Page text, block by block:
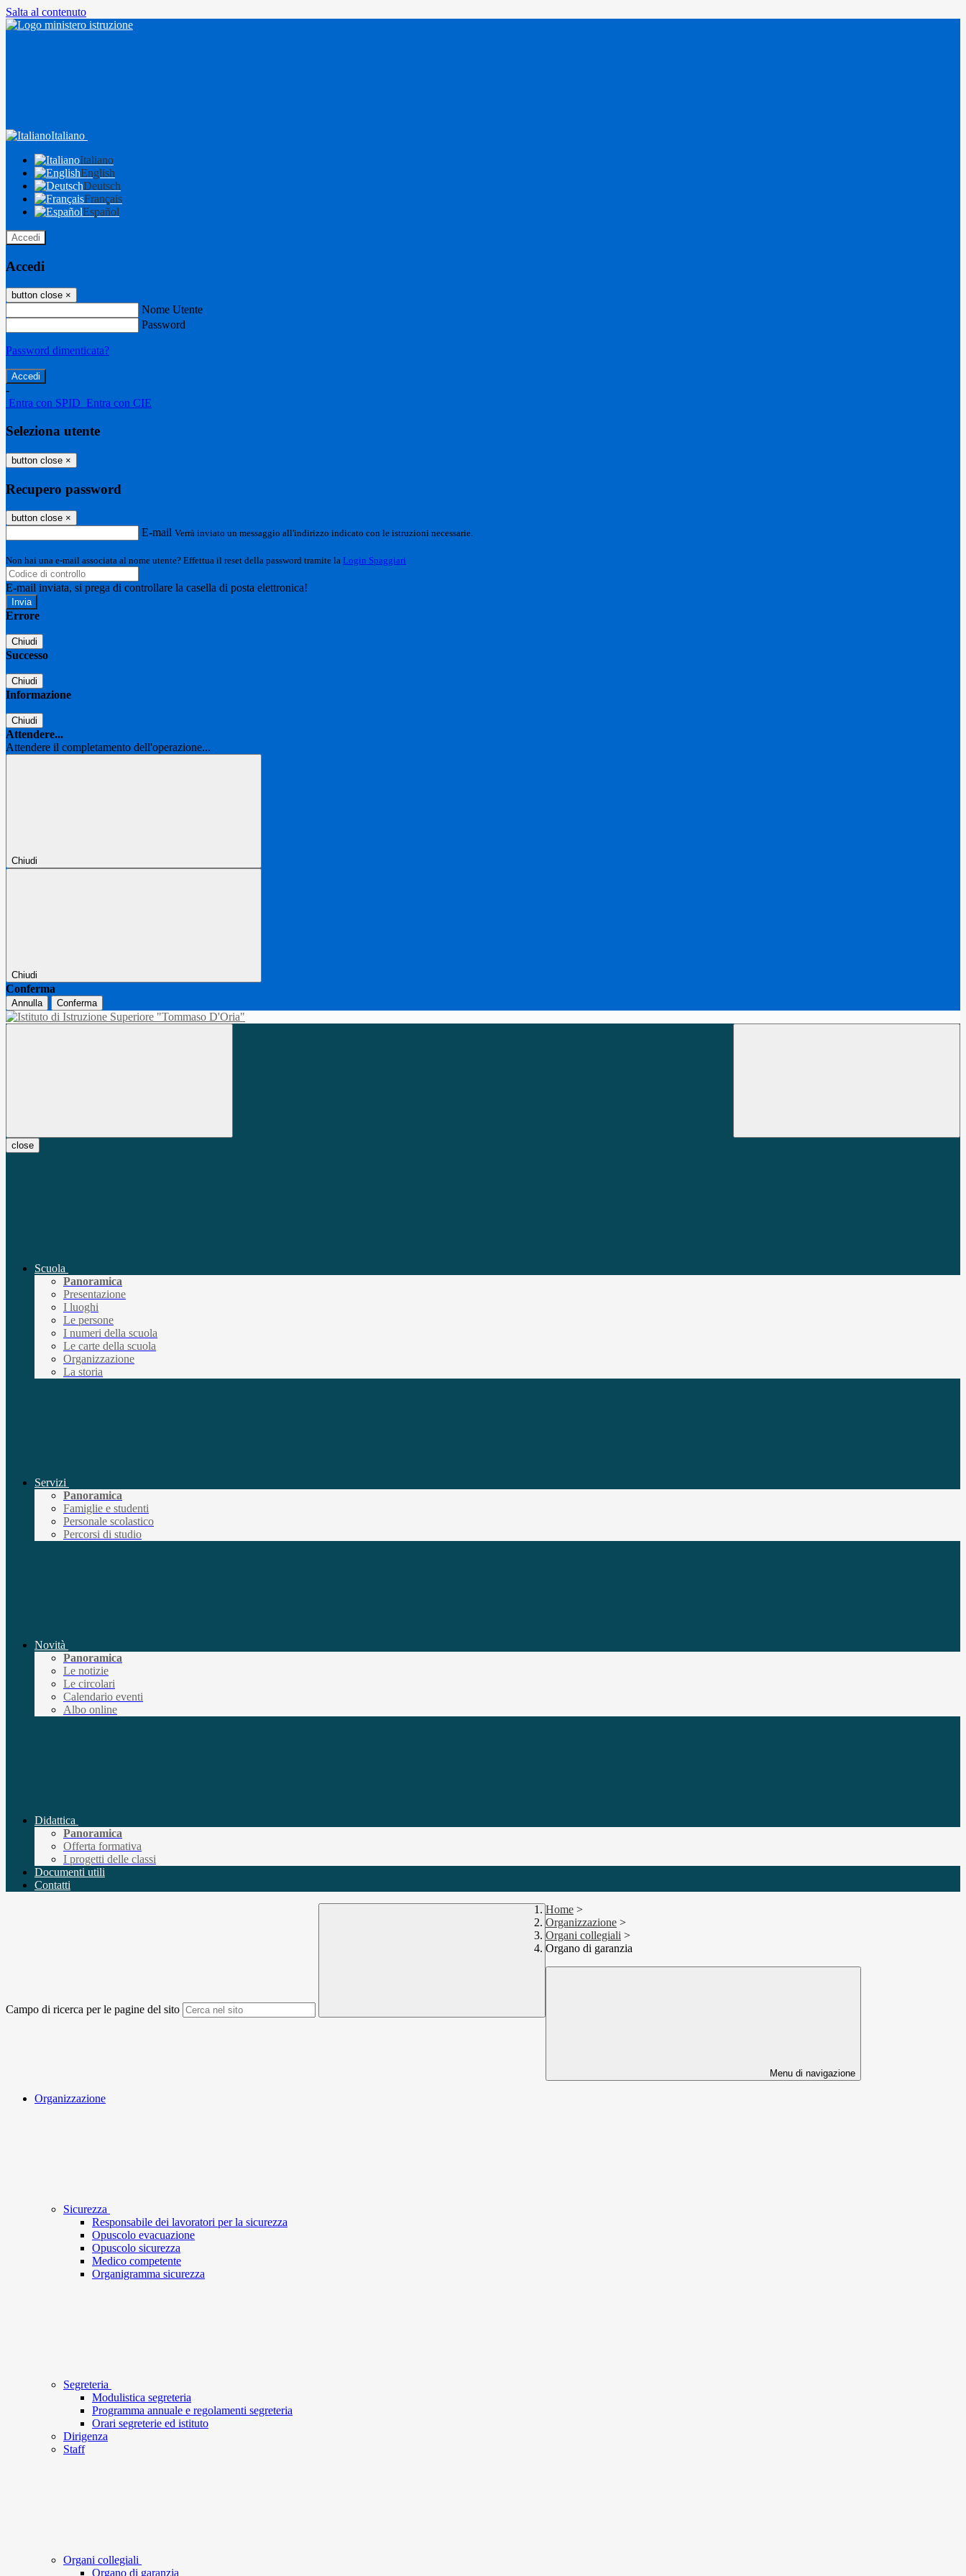
Salta al contenuto
Italiano
Italiano
English
Deutsch
Français
Español
Accedi
Accedi
button close ×
Nome Utente
Password
Password dimenticata?
-
Entra con SPID Entra con CIE
Seleziona utente
button close ×
Recupero password
button close ×
E-mail Verrà inviato un messaggio all'indirizzo indicato con le istruzioni necessarie.
Non hai una e-mail associata al nome utente? Effettua il reset della password tramite la Login Spaggiari
E-mail inviata, si prega di controllare la casella di posta elettronica!
Errore
Chiudi
Successo
Chiudi
Informazione
Chiudi
Attendere...
Attendere il completamento dell'operazione...
Chiudi
Chiudi
Conferma
Annulla Conferma
close
Scuola
Panoramica
Presentazione
I luoghi
Le persone
I numeri della scuola
Le carte della scuola
Organizzazione
La storia
Servizi
Panoramica
Famiglie e studenti
Personale scolastico
Percorsi di studio
Novità
Panoramica
Le notizie
Le circolari
Calendario eventi
Albo online
Didattica
Panoramica
Offerta formativa
I progetti delle classi
Documenti utili
Contatti
Campo di ricerca per le pagine del sito
Home >
Organizzazione >
Organi collegiali >
Organo di garanzia
Menu di navigazione
Organizzazione
Sicurezza
Responsabile dei lavoratori per la sicurezza
Opuscolo evacuazione
Opuscolo sicurezza
Medico competente
Organigramma sicurezza
Segreteria
Modulistica segreteria
Programma annuale e regolamenti segreteria
Orari segreterie ed istituto
Dirigenza
Staff
Organi collegiali
Organo di garanzia